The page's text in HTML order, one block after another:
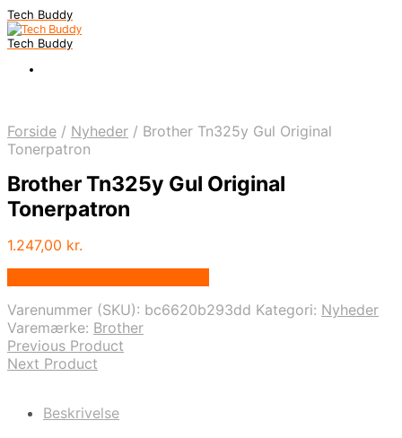
Tech Buddy
Tech Buddy
Forside / Nyheder / Brother Tn325y Gul Original
Tonerpatron
Brother Tn325y Gul Original
Tonerpatron
1.247,00 kr.
Varenummer (SKU): bc6620b293dd Kategori: Nyheder
Varemærke: Brother
Previous Product
Next Product
Beskrivelse